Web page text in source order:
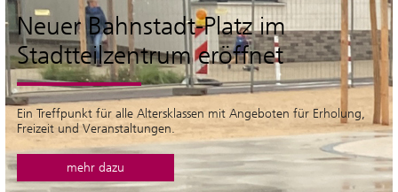
Neuer Bahnstadt-Platz im
Stadtteilzentrum eröffnet
Ein Treffpunkt für alle Altersklassen mit Angeboten für Erholung,
Freizeit und Veranstaltungen.
mehr dazu